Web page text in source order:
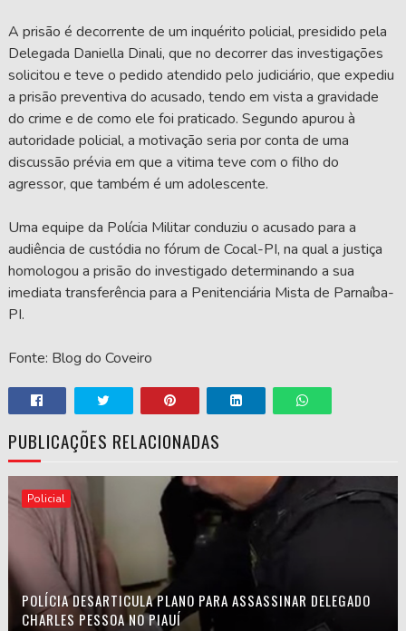
A prisão é decorrente de um inquérito policial, presidido pela
Delegada Daniella Dinali, que no decorrer das investigações
solicitou e teve o pedido atendido pelo judiciário, que expediu
a prisão preventiva do acusado, tendo em vista a gravidade
do crime e de como ele foi praticado. Segundo apurou à
autoridade policial, a motivação seria por conta de uma
discussão prévia em que a vitima teve com o filho do
agressor, que também é um adolescente.
Uma equipe da Polícia Militar conduziu o acusado para a
audiência de custódia no fórum de Cocal-PI, na qual a justiça
homologou a prisão do investigado determinando a sua
imediata transferência para a Penitenciária Mista de Parnaíba-
PI.
Fonte: Blog do Coveiro
PUBLICAÇÕES RELACIONADAS
Policial
POLÍCIA DESARTICULA PLANO PARA ASSASSINAR DELEGADO
CHARLES PESSOA NO PIAUÍ